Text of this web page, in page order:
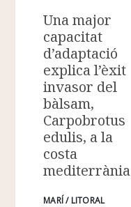
Una major
capacitat
d’adaptació
explica l’èxit
invasor del
bàlsam,
Carpobrotus
edulis, a la
costa
mediterrània
MARÍ / LITORAL